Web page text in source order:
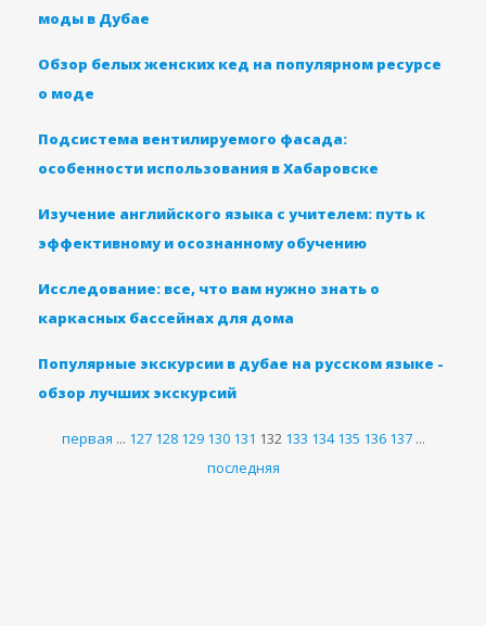
моды в Дубае
Обзор белых женских кед на популярном ресурсе
о моде
Подсистема вентилируемого фасада:
особенности использования в Хабаровске
Изучение английского языка с учителем: путь к
эффективному и осознанному обучению
Исследование: все, что вам нужно знать о
каркасных бассейнах для дома
Популярные экскурсии в дубае на русском языке -
обзор лучших экскурсий
первая ... 127 128 129 130 131 132 133 134 135 136 137...
последняя